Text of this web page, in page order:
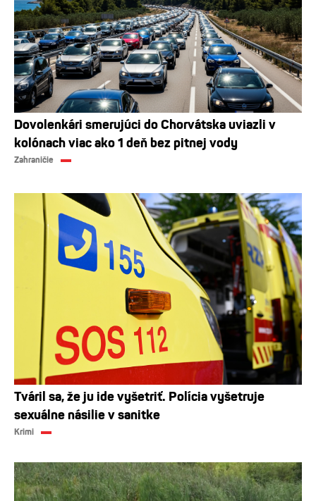
Dovolenkári smerujúci do Chorvátska uviazli v
kolónach viac ako 1 deň bez pitnej vody
Zahraničie
Tváril sa, že ju ide vyšetriť. Polícia vyšetruje
sexuálne násilie v sanitke
Krimi